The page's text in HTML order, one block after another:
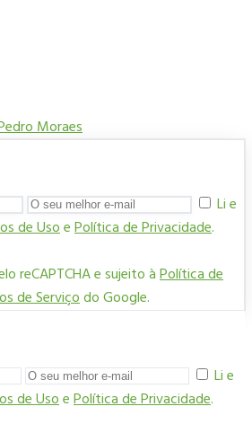
Moraes
Li e
de UsoePolítica de Privacidade.
reCAPTCHA e sujeito àPolítica de
de Serviçodo Google.
Li e
de UsoePolítica de Privacidade.